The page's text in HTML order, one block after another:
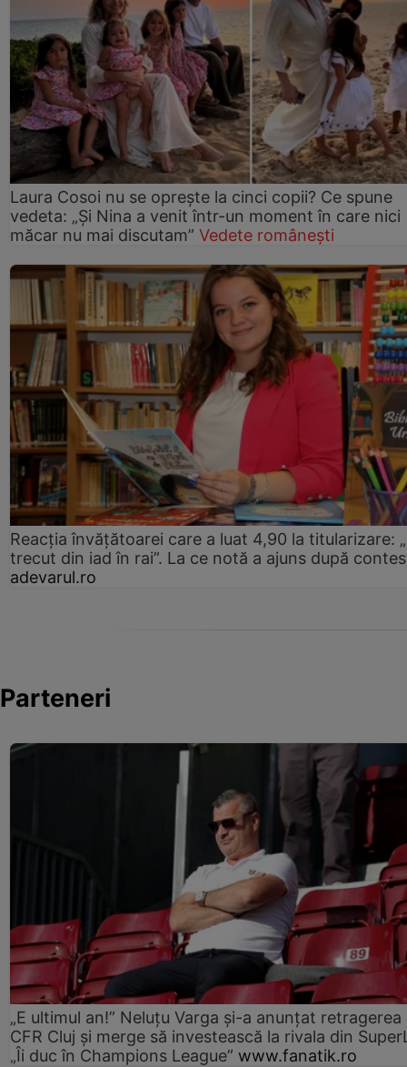
Laura Cosoi nu se oprește la cinci copii? Ce spune
vedeta: „Și Nina a venit într-un moment în care nici
măcar nu mai discutam” Vedete românești
Reacția învățătoarei care a luat 4,90 la titularizare:
trecut din iad în rai”. La ce notă a ajuns după
adevarul.ro
Parteneri
„E ultimul an!” Neluțu Varga și-a anunțat retragerea
CFR Cluj și merge să investească la rivala din
„Îi duc în Champions League” www.fanatik.ro